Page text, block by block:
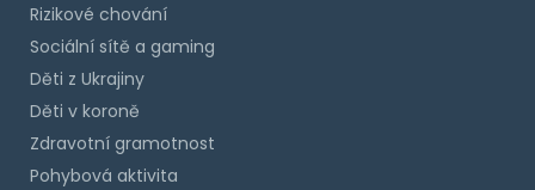
Rizikové chování
Sociální sítě a gaming
Děti z Ukrajiny
Děti v koroně
Zdravotní gramotnost
Pohybová aktivita